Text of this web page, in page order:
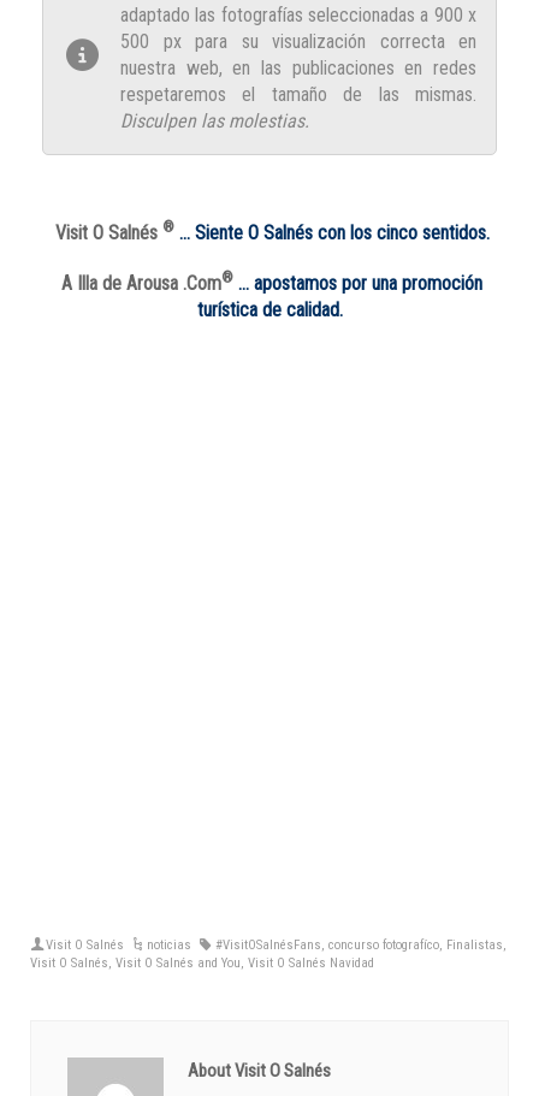
adaptado las fotografías seleccionadas a 900 x
500 px para su visualización correcta en
nuestra web, en las publicaciones en redes
respetaremos el tamaño de las mismas.
Disculpen las molestias.
Visit O Salnés ® … Siente O Salnés con los cinco sentidos.
A Illa de Arousa .Com® … apostamos por una promoción
turística de calidad.
Visit O Salnés noticias #VisitOSalnésFans, concurso fotografíco, Finalistas,
Visit O Salnés, Visit O Salnés and You, Visit O Salnés Navidad
About Visit O Salnés